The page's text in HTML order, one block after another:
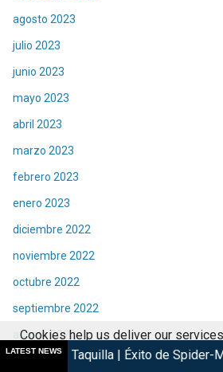
agosto 2023
julio 2023
junio 2023
mayo 2023
abril 2023
marzo 2023
febrero 2023
enero 2023
diciembre 2022
noviembre 2022
octubre 2022
septiembre 2022
agosto 2022
LATEST NEWS
| Éxito de Spider-Man Brand New
Cookies help us deliver our
services, you agree to our use of